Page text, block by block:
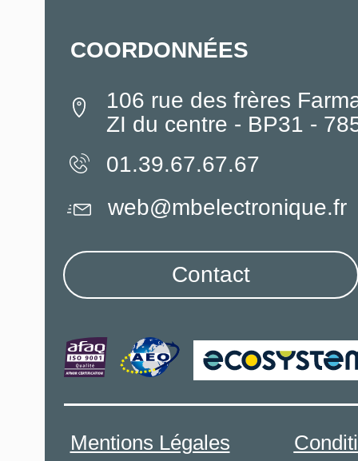
COORDONNÉES
106 rue des frères
ZI du centre - BP31 -
01.39.67.67.67
Mentions Légales
web@mbelectronique.fr
Contact